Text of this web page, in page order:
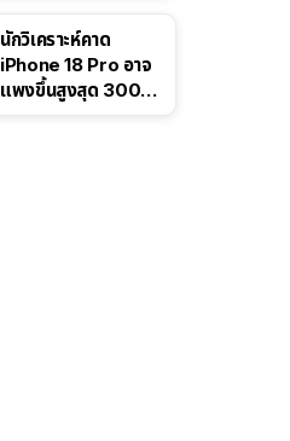
นักวิเคราะห์คาด
iPhone 18 Pro อาจ
แพงขึ้นสูงสุด 300